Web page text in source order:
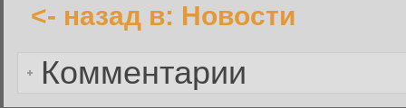
<- назад в: Новости
Комментарии
Забыли пароль?